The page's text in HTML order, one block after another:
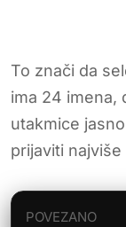
To znači da
ima 24 imena,
utakmice
prijaviti najviše
POVEZANO